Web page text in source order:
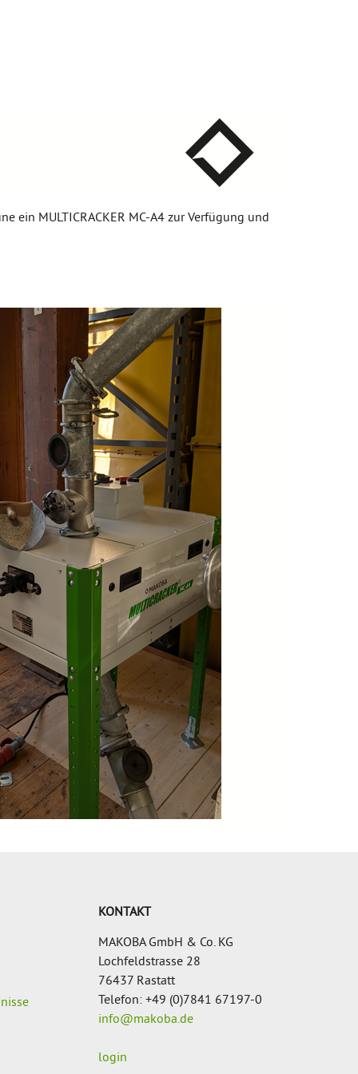
ein MULTICRACKER MC-A4 zur Verfügung und
KONTAKT
MAKOBA GmbH & Co. KG
Lochfeldstrasse 28
76437 Rastatt
Telefon: +49 (0)7841 67197-0
info@makoba.de
login